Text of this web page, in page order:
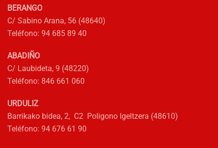
BERANGO
C/ Sabino Arana, 56 (48640)
Teléfono: 94 685 89 40
ABADIÑO
C/ Laubideta, 9 (48220)
Teléfono: 846 661 060
URDULIZ
Barrikako bidea, 2, C2 Poligono Igeltzera (48610)
Teléfono: 94 676 61 90